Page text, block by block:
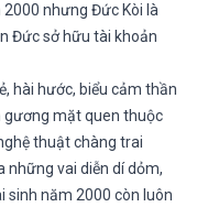
nhưng Đức Kòi là
Đức sở hữu tài khoản
hài hước, biểu cảm thần
gương mặt quen thuộc
thuật chàng trai
những vai diễn dí dỏm,
sinh năm 2000 còn luôn